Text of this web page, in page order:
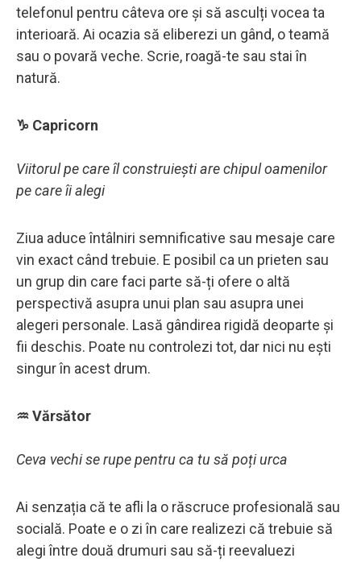
telefonul pentru câteva ore și să asculți vocea ta
interioară. Ai ocazia să eliberezi un gând, o teamă
sau o povară veche. Scrie, roagă-te sau stai în
natură.
♑ Capricorn
Viitorul pe care îl construiești are chipul oamenilor
pe care îi alegi
Ziua aduce întâlniri semnificative sau mesaje care
vin exact când trebuie. E posibil ca un prieten sau
un grup din care faci parte să-ți ofere o altă
perspectivă asupra unui plan sau asupra unei
alegeri personale. Lasă gândirea rigidă deoparte și
fii deschis. Poate nu controlezi tot, dar nici nu ești
singur în acest drum.
♒ Vărsător
Ceva vechi se rupe pentru ca tu să poți urca
Ai senzația că te afli la o răscruce profesională sau
socială. Poate e o zi în care realizezi că trebuie să
alegi între două drumuri sau să-ți reevaluezi